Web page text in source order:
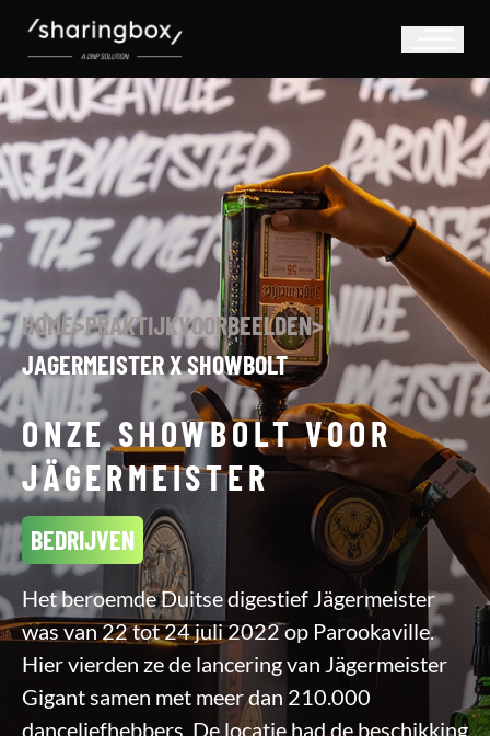
HOME>PRAKTIJKVOORBEELDEN>
JAGERMEISTER X SHOWBOLT
ONZE SHOWBOLT VOOR
JÄGERMEISTER
BEDRIJVEN
Het beroemde Duitse digestief Jägermeister
was van 22 tot 24 juli 2022 op Parookaville.
Hier vierden ze de lancering van Jägermeister
Gigant samen met meer dan 210.000
danceliefhebbers. De locatie had de beschikking